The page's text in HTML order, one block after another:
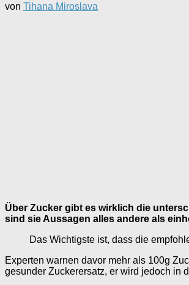
von Tihana Miroslava
Über Zucker gibt es wirklich die
sind sie Aussagen alles andere als
Das Wichtigste ist, dass die
Experten warnen davor mehr als 100g
gesunder Zuckerersatz, er wird jedoch in